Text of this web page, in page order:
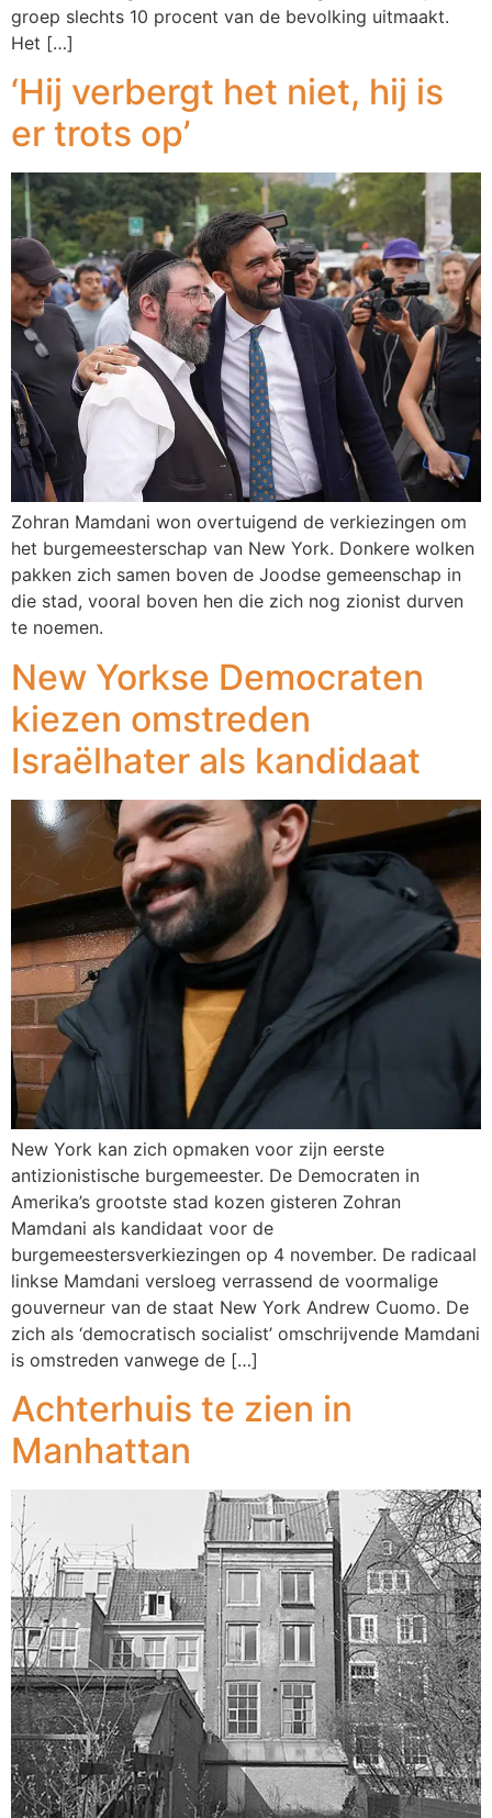
groep slechts 10 procent van de bevolking uitmaakt.
Het […]
‘Hij verbergt het niet, hij is
er trots op’
Zohran Mamdani won overtuigend de verkiezingen om
het burgemeesterschap van New York. Donkere wolken
pakken zich samen boven de Joodse gemeenschap in
die stad, vooral boven hen die zich nog zionist durven
te noemen.
New Yorkse Democraten
kiezen omstreden
Israëlhater als kandidaat
New York kan zich opmaken voor zijn eerste
antizionistische burgemeester. De Democraten in
Amerika’s grootste stad kozen gisteren Zohran
Mamdani als kandidaat voor de
burgemeestersverkiezingen op 4 november. De radicaal
linkse Mamdani versloeg verrassend de voormalige
gouverneur van de staat New York Andrew Cuomo. De
zich als ‘democratisch socialist’ omschrijvende Mamdani
is omstreden vanwege de […]
Achterhuis te zien in
Manhattan